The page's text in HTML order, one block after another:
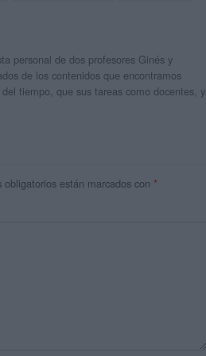
personal de dos profesores Ginés y
de los contenidos que encontramos
tiempo, que sus tareas como docentes, y
obligatorios están marcados con *